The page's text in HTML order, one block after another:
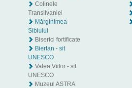
Colinele
Transilvaniei
Mărginimea
Sibiului
Biserici fortificate
Biertan - sit
UNESCO
Valea Viilor - sit
UNESCO
Muzeul ASTRA